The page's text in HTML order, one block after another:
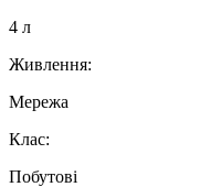
4 л
Живлення:
Мережа
Клас:
Побутові